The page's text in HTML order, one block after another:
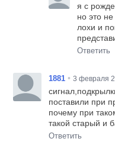
я с
но это не
лохи и
Ответить
1881 • 3 февраля
поставили при
почему при
такой старый и
Ответить